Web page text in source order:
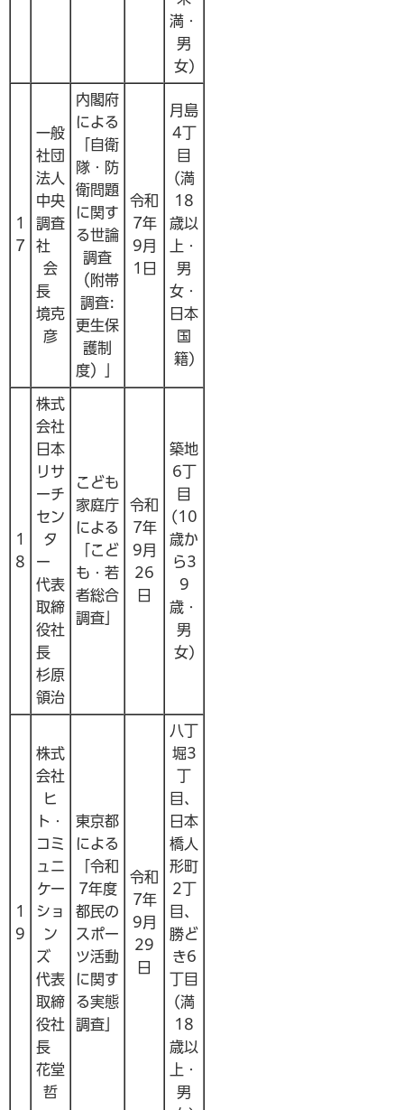
満・
男
女)
1
7
一般
社団
法人
中央
調査
社
会
長
境克
彦
内閣府
による
「自衛
隊・防
衛問題
に関す
る世論
調査
（附帯
調査:
更生保
護制
度）」
令和
7年
9月
1日
月島
4丁
目
(満
18
歳以
上・
男
女・
日本
国
籍)
1
8
株式
会社
日本
リサ
ーチ
セン
タ
ー
代表
取締
役社
長
杉原
領治
こども
家庭庁
による
「こど
も・若
者総合
調査」
令和
7年
9月
26
日
築地
6丁
目
(10
歳か
ら3
9
歳・
男
女)
1
9
株式
会社
ヒ
ト・
コミ
ュニ
ケー
ショ
ン
ズ
代表
取締
役社
長
花堂
哲
東京都
による
「令和
7年度
都民の
スポー
ツ活動
に関す
る実態
調査」
令和
7年
9月
29
日
八丁
堀3
丁
目、
日本
橋人
形町
2丁
目、
勝ど
き6
丁目
(満
18
歳以
上・
男